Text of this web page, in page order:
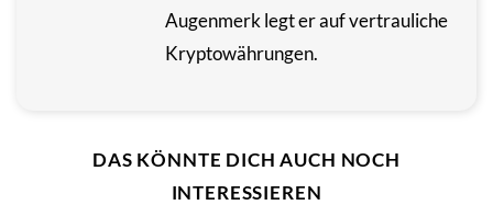
Augenmerk legt er auf vertrauliche
Kryptowährungen.
DAS KÖNNTE DICH AUCH NOCH
INTERESSIEREN